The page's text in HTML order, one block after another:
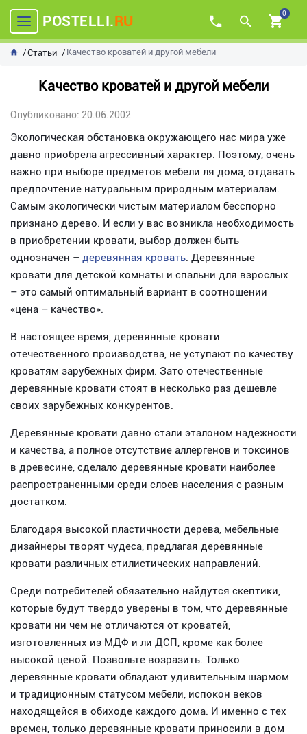
POSTELLI.RU 0
Статьи Качество кроватей и другой мебели
Качество кроватей и другой мебели
Опубликовано: 20.06.2002
Экологическая обстановка окружающего нас мира уже
давно приобрела агрессивный характер. Поэтому, очень
важно при выборе предметов мебели ля дома, отдавать
предпочтение натуральным природным материалам.
Самым экологически чистым материалом бесспорно
признано дерево. И если у вас возникла необходимость
в приобретении кровати, выбор должен быть
однозначен – деревянная кровать. Деревянные
кровати для детской комнаты и спальни для взрослых
– это самый оптимальный вариант в соотношении
«цена – качество».
В настоящее время, деревянные кровати
отечественного производства, не уступают по качеству
кроватям зарубежных фирм. Зато отечественные
деревянные кровати стоят в несколько раз дешевле
своих зарубежных конкурентов.
Деревянные кровати давно стали эталоном надежности
и качества, а полное отсутствие аллергенов и токсинов
в древесине, сделало деревянные кровати наиболее
распространенными среди слоев населения с разным
достатком.
Благодаря высокой пластичности дерева, мебельные
дизайнеры творят чудеса, предлагая деревянные
кровати различных стилистических направлений.
Среди потребителей обязательно найдутся скептики,
которые будут твердо уверены в том, что деревянные
кровати ни чем не отличаются от кроватей,
изготовленных из МДФ и ли ДСП, кроме как более
высокой ценой. Позвольте возразить. Только
деревянные кровати обладают удивительным шармом
и традиционным статусом мебели, испокон веков
находящейся в обиходе каждого дома. И именно с тех
времен, только деревянные кровати приносили в дом